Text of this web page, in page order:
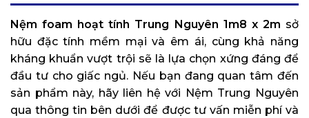
Nệm foam hoạt tính Trung Nguyên 1m8 x 2m sở
hữu đặc tính mềm mại và êm ái, cùng khả năng
kháng khuẩn vượt trội sẽ là lựa chọn xứng đáng để
đầu tư cho giấc ngủ. Nếu bạn đang quan tâm đến
sản phẩm này, hãy liên hệ với Nệm Trung Nguyên
qua thông tin bên dưới để được tư vấn miễn phí và